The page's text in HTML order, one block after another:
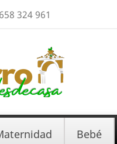
324 961
Bebé